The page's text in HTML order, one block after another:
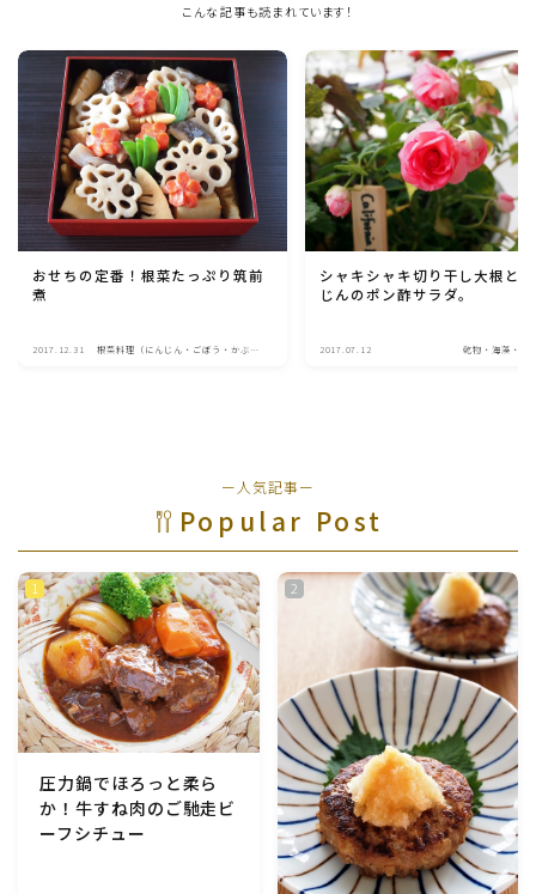
こんな記事も読まれています！
おせちの定番！根菜たっぷり筑前
煮
2017.12.31 根菜料理（にんじん・ごぼう・かぶ・
シャキシャキ切り干し大根と
じんのポン酢サラダ。
2017.07.12 乾物・海藻・麩
ー人気記事ー
Popular Post
圧力鍋でほろっと柔ら
か！牛すね肉のご馳走ビ
ーフシチュー